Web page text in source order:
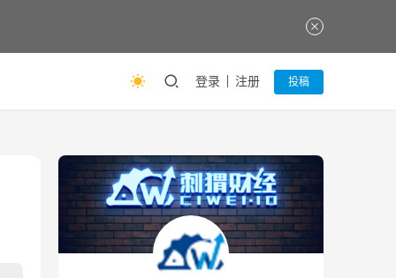
登录 注册 投稿